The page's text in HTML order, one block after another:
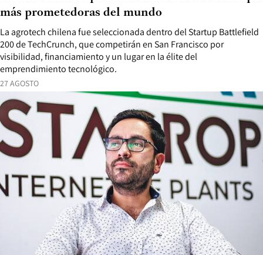
27 AGOSTO
La agrotech chilena fue seleccionada dentro del Startup Battlefield
200 de TechCrunch, que competirán en San Francisco por
visibilidad, financiamiento y un lugar en la élite del
emprendimiento tecnológico.
más prometedoras del mundo